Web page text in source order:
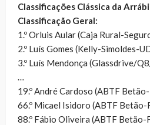
Classificações Clássica da
Classificação Geral:
1.º Orluis Aular (Caja Rural-
2.º Luís Gomes (Kelly-Simoldes-
3.º Luís Mendonça (Glassdrive/
…
19.º André Cardoso (ABTF
66.º Micael Isidoro (ABTF Betão-
88.º Fábio Oliveira (ABTF Betão-